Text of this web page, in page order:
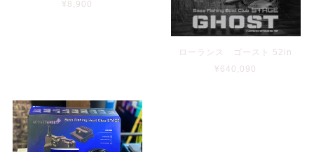
¥8,900
ローランス ゴースト 52in
¥640,090